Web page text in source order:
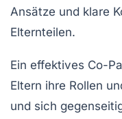
Ansätze und klare
Elternteilen.
Ein effektives Co-
Eltern ihre Rollen
und sich